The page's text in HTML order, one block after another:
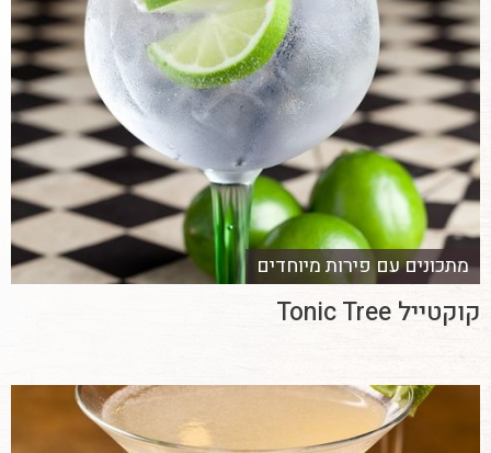
מתכונים עם פירות מיוחדים
קוקטייל Tonic Tree